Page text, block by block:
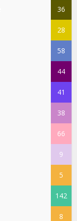
36
28
58
44
41
38
66
9
5
142
8